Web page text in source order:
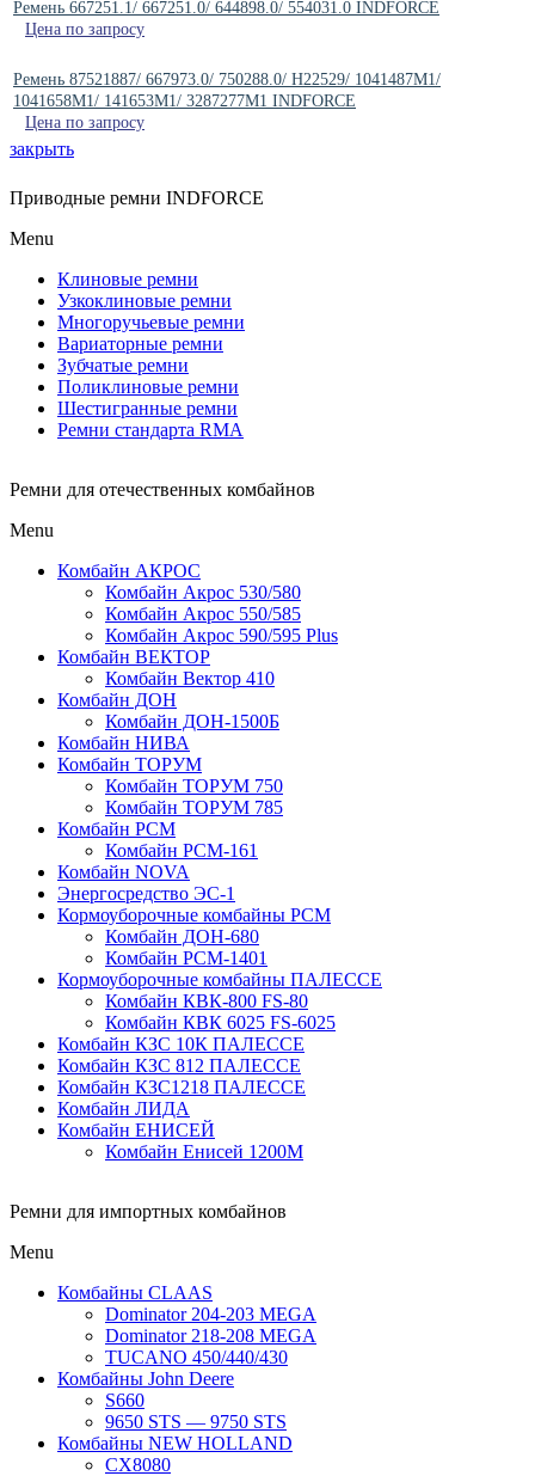
Ремень 667251.1/ 667251.0/ 644898.0/ 554031.0 INDFORCE
Цена по запросу
Ремень 87521887/ 667973.0/ 750288.0/ H22529/ 1041487M1/
1041658M1/ 141653M1/ 3287277M1 INDFORCE
Цена по запросу
закрыть
Приводные ремни INDFORCE
Menu
Клиновые ремни
Узкоклиновые ремни
Многоручьевые ремни
Вариаторные ремни
Зубчатые ремни
Поликлиновые ремни
Шестигранные ремни
Ремни стандарта RMA
Ремни для отечественных комбайнов
Menu
Комбайн АКРОС
Комбайн Акрос 530/580
Комбайн Акрос 550/585
Комбайн Акрос 590/595 Plus
Комбайн ВЕКТОР
Комбайн Вектор 410
Комбайн ДОН
Комбайн ДОН-1500Б
Комбайн НИВА
Комбайн ТОРУМ
Комбайн ТОРУМ 750
Комбайн ТОРУМ 785
Комбайн РСМ
Комбайн РСМ-161
Комбайн NOVA
Энергосредство ЭС-1
Кормоуборочные комбайны РСМ
Комбайн ДОН-680
Комбайн РСМ-1401
Кормоуборочные комбайны ПАЛЕССЕ
Комбайн КВК-800 FS-80
Комбайн КВК 6025 FS-6025
Комбайн КЗС 10К ПАЛЕССЕ
Комбайн КЗС 812 ПАЛЕССЕ
Комбайн КЗС1218 ПАЛЕССЕ
Комбайн ЛИДА
Комбайн ЕНИСЕЙ
Комбайн Енисей 1200М
Ремни для импортных комбайнов
Menu
Комбайны CLAAS
Dominator 204-203 MEGA
Dominator 218-208 MEGA
TUCANO 450/440/430
Комбайны John Deere
S660
9650 STS — 9750 STS
Комбайны NEW HOLLAND
CX8080